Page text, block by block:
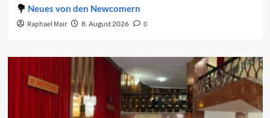
Neues von den Newcomern
Raphael Mair 8. August 2026 0